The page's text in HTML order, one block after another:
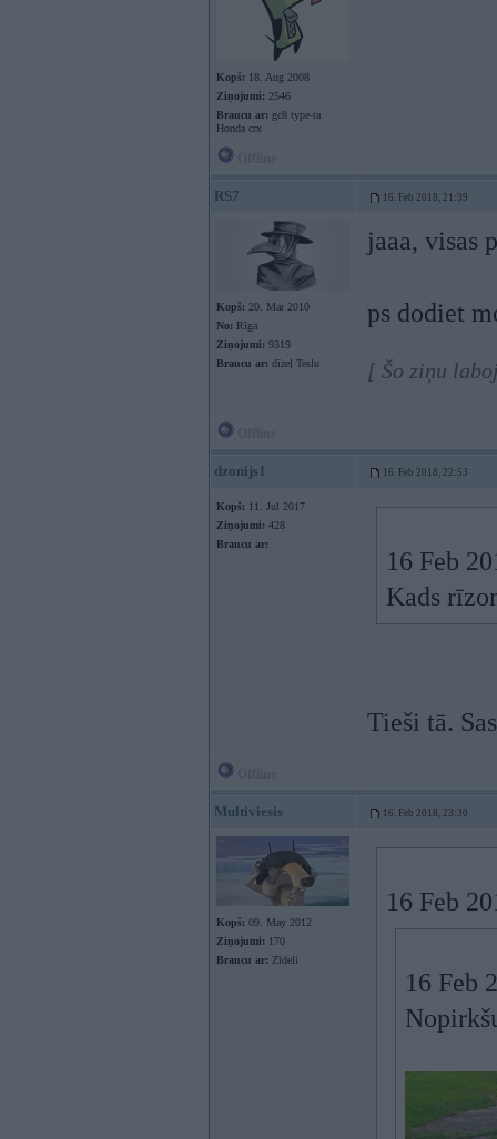
Kopš: 18. Aug 2008
Ziņojumi: 2546
Braucu ar: gc8 type-ra
Honda crx
RS7 16. Feb 2018, 21:39
Kopš: 20. Mar 2010
No: Rīga
Ziņojumi: 9319
Braucu ar: dīzeļ Teslu
jaaa, visas
ps dodiet
[ Šo ziņu
dzonijs1 16. Feb 2018, 22:53
Kopš: 11. Jul 2017
Ziņojumi: 428
Braucu ar:
16 Feb
Kads
Tieši tā.
Multiviesis 16. Feb 2018, 23:30
Kopš: 09. May 2012
Ziņojumi: 170
Braucu ar: Zīdeli
16 Feb
16 Feb